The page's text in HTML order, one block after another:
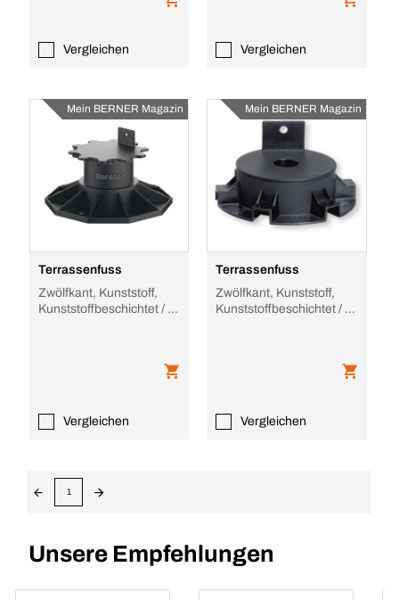
Vergleichen Vergleichen
Mein BERNER Magazin
Terrassenfuss
Zwölfkant, Kunststoff,
Kunststoffbeschichtet / -
Vergleichen
Mein BERNER Magazin
Terrassenfuss
Zwölfkant, Kunststoff,
Kunststoffbeschichtet / -
Vergleichen
1
Unsere Empfehlungen